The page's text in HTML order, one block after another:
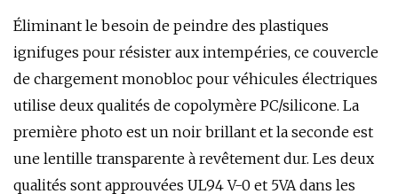
Éliminant le besoin de peindre des plastiques
ignifuges pour résister aux intempéries, ce couvercle
de chargement monobloc pour véhicules électriques
utilise deux qualités de copolymère PC/silicone. La
première photo est un noir brillant et la seconde est
une lentille transparente à revêtement dur. Les deux
qualités sont approuvées UL94 V-0 et 5VA dans les